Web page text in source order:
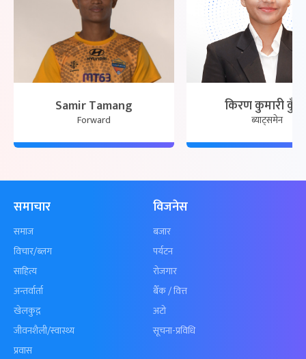
Samir Tamang
Forward
किरण कुमारी
ब्याट्समेन
समाचार
समाज
विचार/ब्लग
साहित्य
अन्तर्वार्ता
खेलकुद़़
जीवनशैली/स्वास्थ्य
प्रवास
विजनेस
बजार
पर्यटन
रोजगार
बैँक / वित्त
अटो
सूचना-प्रविधि